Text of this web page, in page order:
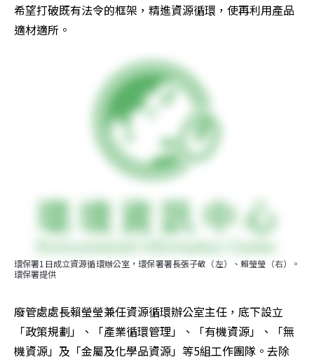
希望打破既有法令的框架，精進資源循環，使再利用產品
適材適所。
環保署1日成立資源循環辦公室，環保署署長張子敬（左）、賴瑩瑩（右）。
環保署提供
廢管處處長賴瑩瑩兼任資源循環辦公室主任，底下設立
「政策規劃」、「產業循環管理」、「有機資源」、「無
機資源」及「金屬及化學品資源」等5組工作團隊。去除